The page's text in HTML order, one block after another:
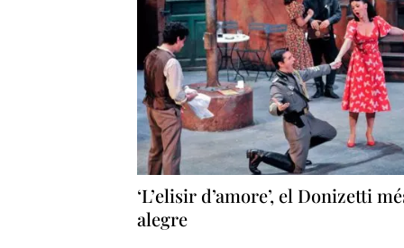
‘L’elisir d’amore’, el Donizetti
alegre